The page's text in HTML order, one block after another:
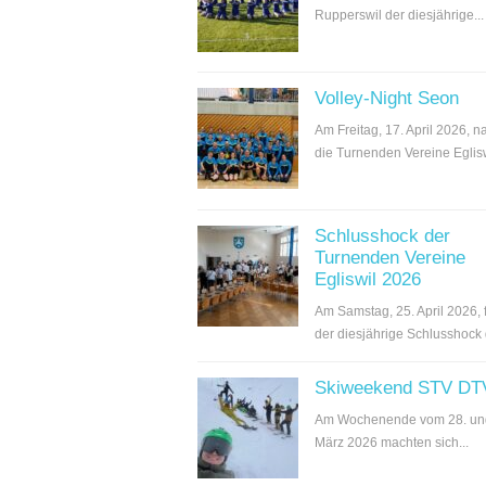
Rupperswil der diesjährige...
Volley-Night Seon
Am Freitag, 17. April 2026,
die Turnenden Vereine
Schlusshock der
Turnenden Vereine
Egliswil 2026
Am Samstag, 25. April 2026,
der diesjährige Schlusshock
Skiweekend STV
Am Wochenende vom 28.
März 2026 machten sich...